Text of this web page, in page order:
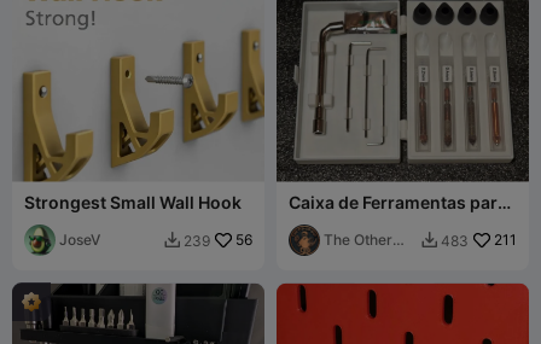
Strongest Small Wall Hook
JoseV  239 56
Caixa de Ferramentas para
Bicos Creality Hi e K2
UnicornThe Other
 483 211